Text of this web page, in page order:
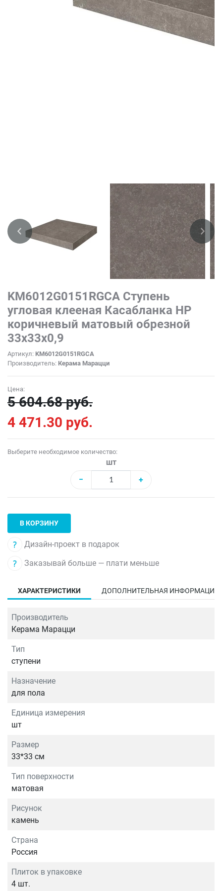
KM6012G0151RGCA Ступень
угловая клееная Касабланка HP
коричневый матовый обрезной
33x33x0,9
Артикул: KM6012G0151RGCA
Производитель: Керама Марацци
Цена:
5 604.68 руб.
4 471.30 руб.
Выберите необходимое количество:
шт
−
+
В КОРЗИНУ
Дизайн-проект в подарок
Заказывай больше — плати меньше
ХАРАКТЕРИСТИКИ ДОПОЛНИТЕЛЬНАЯ ИНФОРМАЦИЯ
Производитель
Керама Марацци
Тип
ступени
Назначение
для пола
Единица измерения
шт
Размер
33*33 см
Тип поверхности
матовая
Рисунок
камень
Страна
Россия
Плиток в упаковке
4 шт.